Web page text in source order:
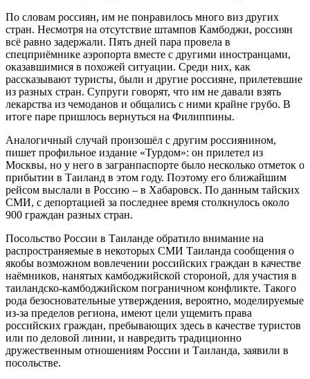
По словам россиян, им не понравилось много виз других
стран. Несмотря на отсутствие штампов Камбоджи, россиян
всё равно задержали. Пять дней пара провела в
спецприёмнике аэропорта вместе с другими иностранцами,
оказавшимися в похожей ситуации. Среди них, как
рассказывают туристы, были и другие россияне, прилетевшие
из разных стран. Супруги говорят, что им не давали взять
лекарства из чемоданов и общались с ними крайне грубо. В
итоге паре пришлось вернуться на Филиппины.
Аналогичный случай произошёл с другим россиянином,
пишет профильное издание «Турдом»: он прилетел из
Москвы, но у него в загранпаспорте было несколько отметок о
прибытии в Таиланд в этом году. Поэтому его ближайшим
рейсом выслали в Россию – в Хабаровск. По данным тайских
СМИ, с депортацией за последнее время столкнулось около
900 граждан разных стран.
Посольство России в Таиланде обратило внимание на
распространяемые в некоторых СМИ Таиланда сообщения о
якобы возможном вовлечении российских граждан в качестве
наёмников, нанятых камбоджийской стороной, для участия в
таиландско-камбоджийском пограничном конфликте. Такого
рода безосновательные утверждения, вероятно, моделируемые
из-за пределов региона, имеют цели ущемить права
российских граждан, пребывающих здесь в качестве туристов
или по деловой линии, и навредить традиционно
дружественным отношениям России и Таиланда, заявили в
посольстве.